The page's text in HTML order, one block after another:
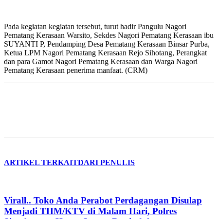
Pada kegiatan kegiatan tersebut, turut hadir Pangulu Nagori
Pematang Kerasaan Warsito, Sekdes Nagori Pematang Kerasaan ibu
SUYANTI P, Pendamping Desa Pematang Kerasaan Binsar Purba,
Ketua LPM Nagori Pematang Kerasaan Rejo Sihotang, Perangkat
dan para Gamot Nagori Pematang Kerasaan dan Warga Nagori
Pematang Kerasaan penerima manfaat. (CRM)
ARTIKEL TERKAITDARI PENULIS
Virall.. Toko Anda Perabot Perdagangan Disulap
Menjadi THM/KTV di Malam Hari, Polres